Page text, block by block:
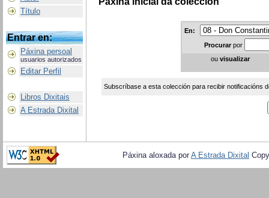
Título
Entrar en:
Páxina persoal
usuarios autorizados
Editar Perfil
Libros Dixitais
A Estrada Dixital
En:
Procurar por
ou visualizar
Subscríbase a esta colección para recibir notificacións
Páxina aloxada por A Estrada Dixital